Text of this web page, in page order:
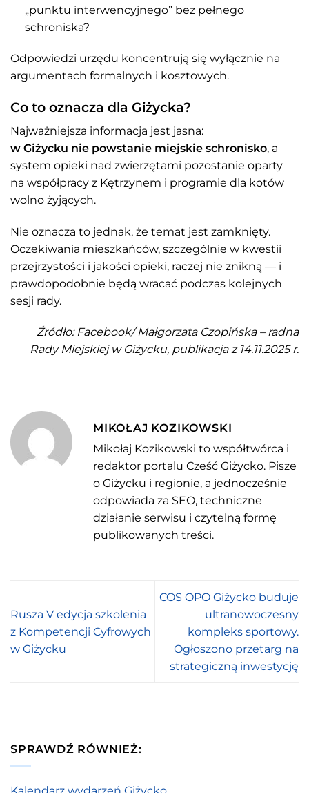
„punktu interwencyjnego” bez pełnego
schroniska?
Odpowiedzi urzędu koncentrują się wyłącznie na
argumentach formalnych i kosztowych.
Co to oznacza dla Giżycka?
Najważniejsza informacja jest jasna:
w Giżycku nie powstanie miejskie schronisko, a
system opieki nad zwierzętami pozostanie oparty
na współpracy z Kętrzynem i programie dla kotów
wolno żyjących.
Nie oznacza to jednak, że temat jest zamknięty.
Oczekiwania mieszkańców, szczególnie w kwestii
przejrzystości i jakości opieki, raczej nie znikną — i
prawdopodobnie będą wracać podczas kolejnych
sesji rady.
Źródło: Facebook/ Małgorzata Czopińska – radna
Rady Miejskiej w Giżycku, publikacja z 14.11.2025 r.
MIKOŁAJ KOZIKOWSKI
Mikołaj Kozikowski to współtwórca i
redaktor portalu Cześć Giżycko. Pisze
o Giżycku i regionie, a jednocześnie
odpowiada za SEO, techniczne
działanie serwisu i czytelną formę
publikowanych treści.
Rusza V edycja szkolenia
z Kompetencji Cyfrowych
w Giżycku
COS OPO Giżycko buduje
ultranowoczesny
kompleks sportowy.
Ogłoszono przetarg na
strategiczną inwestycję
SPRAWDŹ RÓWNIEŻ: